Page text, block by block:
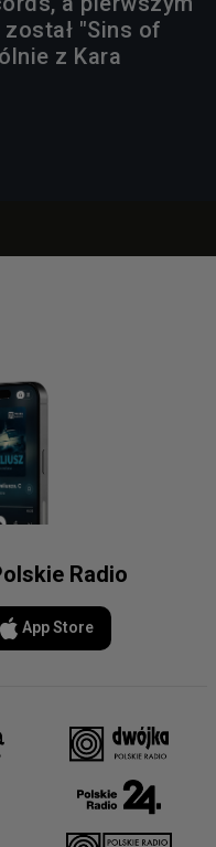
"Sins of
z Kara
Radio
App Store